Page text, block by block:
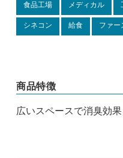
食品工場 メディカル
シネコン 給食 ファー
商品特徴
広いスペースで消臭効果